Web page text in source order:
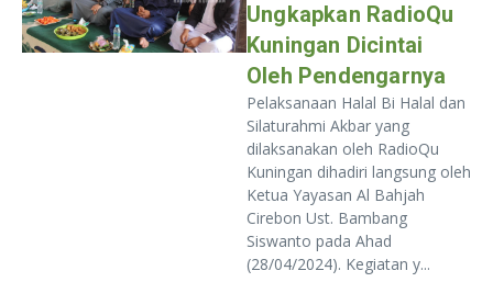
Ungkapkan RadioQu
Kuningan Dicintai
Oleh Pendengarnya
Pelaksanaan Halal Bi Halal dan
Silaturahmi Akbar yang
dilaksanakan oleh RadioQu
Kuningan dihadiri langsung oleh
Ketua Yayasan Al Bahjah
Cirebon Ust. Bambang
Siswanto pada Ahad
(28/04/2024). Kegiatan y...